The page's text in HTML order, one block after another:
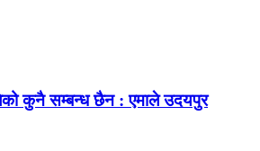
कुनै सम्बन्ध छैन : एमाले उदयपुर